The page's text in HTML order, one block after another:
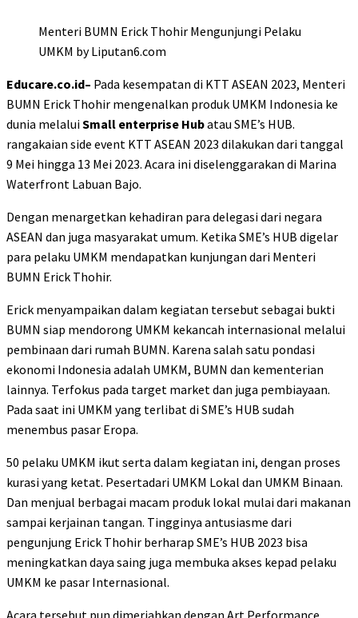
Menteri BUMN Erick Thohir Mengunjungi Pelaku
UMKM by Liputan6.com
Educare.co.id– Pada kesempatan di KTT ASEAN 2023, Menteri
BUMN Erick Thohir mengenalkan produk UMKM Indonesia ke
dunia melaluiSmall enterprise Hubatau SME’s HUB.
rangakaian side event KTT ASEAN 2023 dilakukan dari tanggal
9 Mei hingga 13 Mei 2023. Acara ini diselenggarakan di Marina
Waterfront Labuan Bajo.
Dengan menargetkan kehadiran para delegasi dari negara
ASEAN dan juga masyarakat umum. Ketika SME’s HUB digelar
para pelaku UMKM mendapatkan kunjungan dari Menteri
BUMN Erick Thohir.
Erick menyampaikan dalam kegiatan tersebut sebagai bukti
BUMN siap mendorong UMKM kekancah internasional melalui
pembinaan dari rumah BUMN. Karena salah satu pondasi
ekonomi Indonesia adalah UMKM, BUMN dan kementerian
lainnya. Terfokus pada target market dan juga pembiayaan.
Pada saat ini UMKM yang terlibat di SME’s HUB sudah
menembus pasar Eropa.
50 pelaku UMKM ikut serta dalam kegiatan ini, dengan proses
kurasi yang ketat. Pesertadari UMKM Lokal dan UMKM Binaan.
Dan menjual berbagai macam produk lokal mulai dari makanan
sampai kerjainan tangan. Tingginya antusiasme dari
pengunjung Erick Thohir berharap SME’s HUB 2023 bisa
meningkatkan daya saing juga membuka akses kepad pelaku
UMKM ke pasar Internasional.